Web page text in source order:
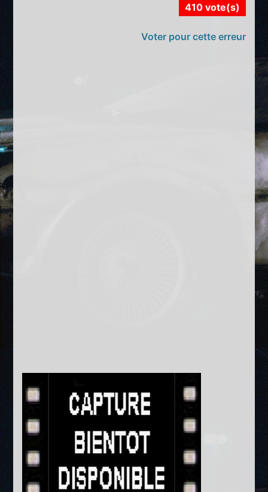
410 vote(s)
Voter pour cette erreur